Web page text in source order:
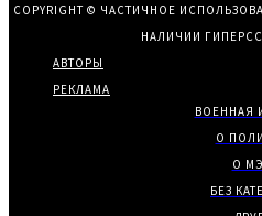
COPYRIGHT © ЧАСТИЧНОЕ
НАЛИЧИИ
АВТОРЫ
РЕКЛАМА
ВОЕННАЯ
О
О
БЕЗ